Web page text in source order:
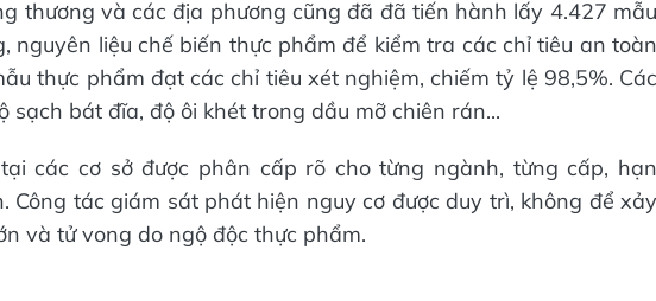
thương và các địa phương cũng đã đã tiến hành lấy 4.427 mẫu
nguyên liệu chế biến thực phẩm để kiểm tra các chỉ tiêu an toàn
thực phẩm đạt các chỉ tiêu xét nghiệm, chiếm tỷ lệ 98,5%. Các
sạch bát đĩa, độ ôi khét trong dầu mỡ chiên rán...
các cơ sở được phân cấp rõ cho từng ngành, từng cấp, hạn
Công tác giám sát phát hiện nguy cơ được duy trì, không để xảy
và tử vong do ngộ độc thực phẩm.